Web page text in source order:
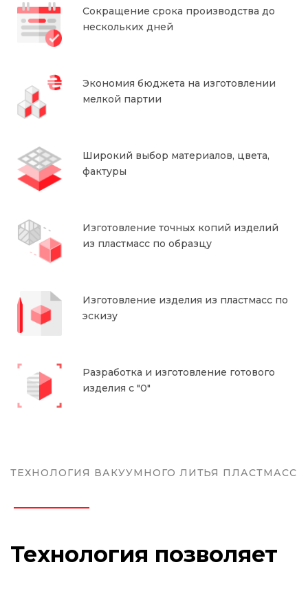
Сокращение срока производства до
нескольких дней
Экономия бюджета на изготовлении
мелкой партии
Широкий выбор материалов, цвета,
фактуры
Изготовление точных копий изделий
из пластмасс по образцу
Изготовление изделия из пластмасс по
эскизу
Разработка и изготовление готового
изделия с "0"
ТЕХНОЛОГИЯ ВАКУУМНОГО ЛИТЬЯ ПЛАСТМАСС
Технология позволяет